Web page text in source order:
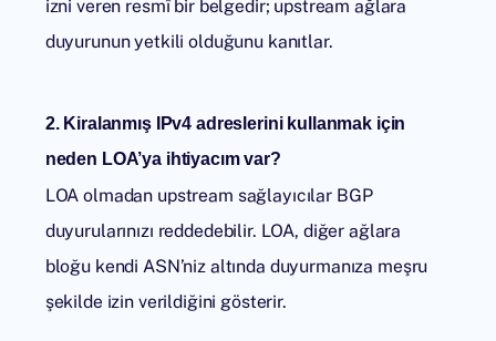
izni veren resmî bir belgedir; upstream ağlara
duyurunun yetkili olduğunu kanıtlar.
2. Kiralanmış IPv4 adreslerini kullanmak için
neden LOA’ya ihtiyacım var?
LOA olmadan upstream sağlayıcılar BGP
duyurularınızı reddedebilir. LOA, diğer ağlara
bloğu kendi ASN’niz altında duyurmanıza meşru
şekilde izin verildiğini gösterir.